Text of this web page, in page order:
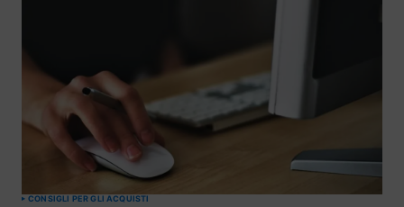
CONSIGLI PER GLI ACQUISTI